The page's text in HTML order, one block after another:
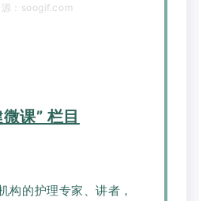
源：soogif.com
课” 栏目
构的护理专家、讲者，